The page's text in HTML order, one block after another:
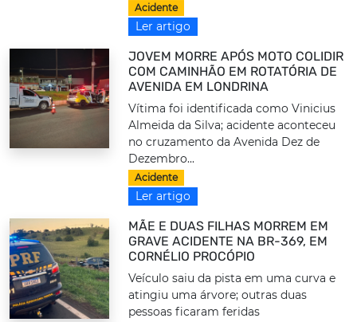
Acidente
Ler artigo
JOVEM MORRE APÓS MOTO COLIDIR
COM CAMINHÃO EM ROTATÓRIA DE
AVENIDA EM LONDRINA
Vítima foi identificada como Vinicius
Almeida da Silva; acidente aconteceu
no cruzamento da Avenida Dez de
Dezembro...
Acidente
Ler artigo
MÃE E DUAS FILHAS MORREM EM
GRAVE ACIDENTE NA BR-369, EM
CORNÉLIO PROCÓPIO
Veículo saiu da pista em uma curva e
atingiu uma árvore; outras duas
pessoas ficaram feridas